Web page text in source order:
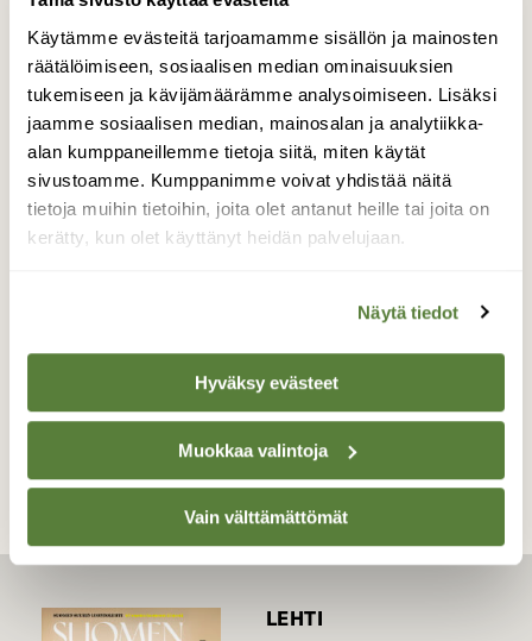
Käytämme evästeitä tarjoamamme sisällön ja mainosten
räätälöimiseen, sosiaalisen median ominaisuuksien
tukemiseen ja kävijämäärämme analysoimiseen. Lisäksi
jaamme sosiaalisen median, mainosalan ja analytiikka-
alan kumppaneillemme tietoja siitä, miten käytät
sivustoamme. Kumppanimme voivat yhdistää näitä
tietoja muihin tietoihin, joita olet antanut heille tai joita on
kerätty, kun olet käyttänyt heidän palvelujaan.
Näytä tiedot
Hyväksy evästeet
Muokkaa valintoja
Vain välttämättömät
komeat on värit valkoisella
fasaanilla
Lähikuvassa valkoinen fasaani
aamuaikasessa,lentää paremmin kuin
lajitoverinsa ja muistuttaa vähän kanaa:)
TAKAISIN LISTAAN
LEHTI